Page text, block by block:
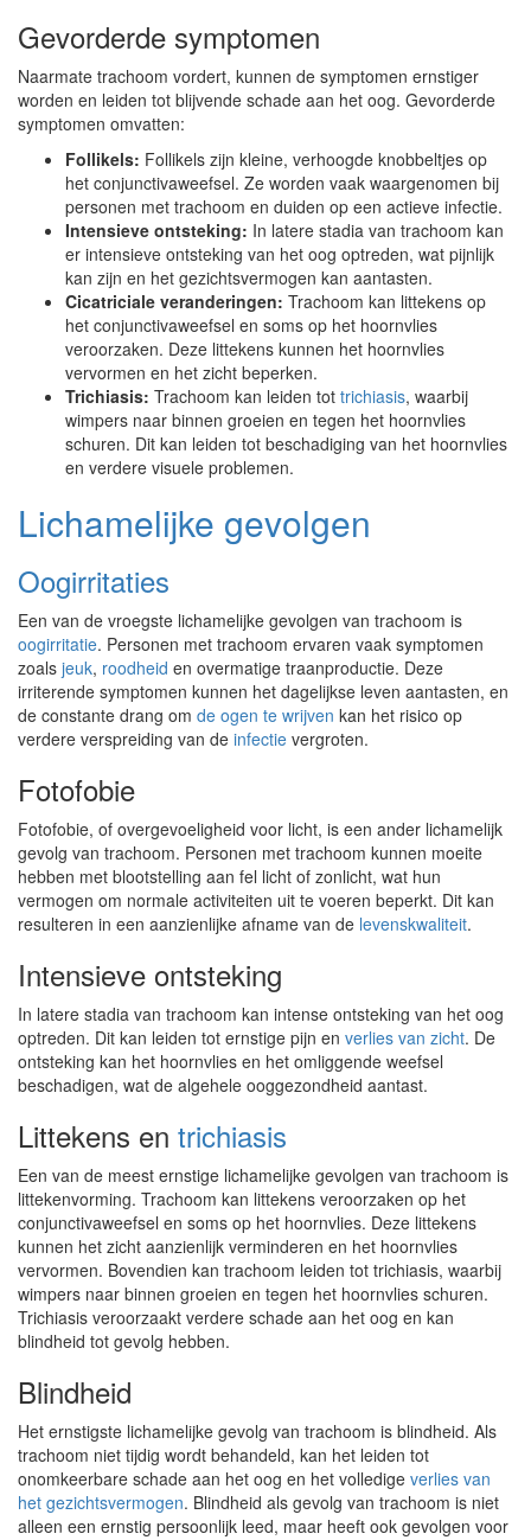
Gevorderde symptomen
Naarmate trachoom vordert, kunnen de symptomen ernstiger
worden en leiden tot blijvende schade aan het oog. Gevorderde
symptomen omvatten:
Follikels: Follikels zijn kleine, verhoogde knobbeltjes op
het conjunctivaweefsel. Ze worden vaak waargenomen bij
personen met trachoom en duiden op een actieve infectie.
Intensieve ontsteking: In latere stadia van trachoom kan
er intensieve ontsteking van het oog optreden, wat pijnlijk
kan zijn en het gezichtsvermogen kan aantasten.
Cicatriciale veranderingen: Trachoom kan littekens op
het conjunctivaweefsel en soms op het hoornvlies
veroorzaken. Deze littekens kunnen het hoornvlies
vervormen en het zicht beperken.
Trichiasis: Trachoom kan leiden tot trichiasis, waarbij
wimpers naar binnen groeien en tegen het hoornvlies
schuren. Dit kan leiden tot beschadiging van het hoornvlies
en verdere visuele problemen.
Lichamelijke gevolgen
Oogirritaties
Een van de vroegste lichamelijke gevolgen van trachoom is
oogirritatie. Personen met trachoom ervaren vaak symptomen
zoals jeuk, roodheid en overmatige traanproductie. Deze
irriterende symptomen kunnen het dagelijkse leven aantasten, en
de constante drang om de ogen te wrijven kan het risico op
verdere verspreiding van de infectie vergroten.
Fotofobie
Fotofobie, of overgevoeligheid voor licht, is een ander lichamelijk
gevolg van trachoom. Personen met trachoom kunnen moeite
hebben met blootstelling aan fel licht of zonlicht, wat hun
vermogen om normale activiteiten uit te voeren beperkt. Dit kan
resulteren in een aanzienlijke afname van de levenskwaliteit.
Intensieve ontsteking
In latere stadia van trachoom kan intense ontsteking van het oog
optreden. Dit kan leiden tot ernstige pijn en verlies van zicht. De
ontsteking kan het hoornvlies en het omliggende weefsel
beschadigen, wat de algehele ooggezondheid aantast.
Littekens en trichiasis
Een van de meest ernstige lichamelijke gevolgen van trachoom is
littekenvorming. Trachoom kan littekens veroorzaken op het
conjunctivaweefsel en soms op het hoornvlies. Deze littekens
kunnen het zicht aanzienlijk verminderen en het hoornvlies
vervormen. Bovendien kan trachoom leiden tot trichiasis, waarbij
wimpers naar binnen groeien en tegen het hoornvlies schuren.
Trichiasis veroorzaakt verdere schade aan het oog en kan
blindheid tot gevolg hebben.
Blindheid
Het ernstigste lichamelijke gevolg van trachoom is blindheid. Als
trachoom niet tijdig wordt behandeld, kan het leiden tot
onomkeerbare schade aan het oog en het volledige verlies van
het gezichtsvermogen. Blindheid als gevolg van trachoom is niet
alleen een ernstig persoonlijk leed, maar heeft ook gevolgen voor